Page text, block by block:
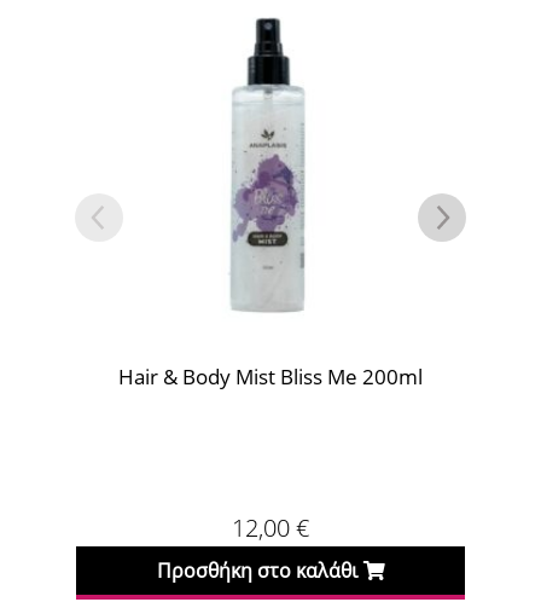
Hair & Body Mist Bliss Me 200ml
12,00€
Προσθήκη στο καλάθι